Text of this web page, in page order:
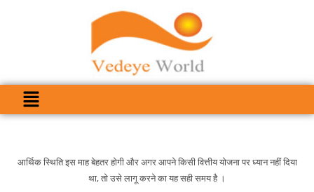
आर्थिक स्थिति इस माह बेहतर होगी और अगर आपने किसी वित्तीय योजना पर ध्यान नहीं दिया
था, तो उसे लागू करने का यह सही समय है ।